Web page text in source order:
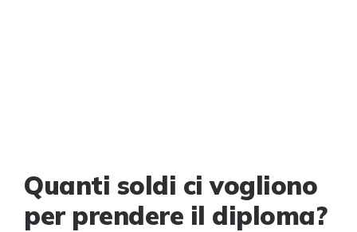
Quanti soldi ci vogliono
per prendere il diploma?